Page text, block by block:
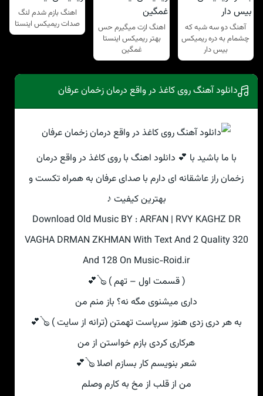
آهنگ دو سه شبه که
چشمام به دره ریمیکس
بیس دار
اهنگ ازت میگیرم حس
بهتر ریمیکس اینستا
غمگین
اهنگ بازم شدم لنگ
صدات ریمیکس اینستا
دانلود آهنگ روی کاغذ در واقع درمان زخمان عرفان
با ما باشید با 💕 دانلود اهنگ با روی کاغذ در واقع درمان
زخمان راز عاشقانه ای دارم با صدای عرفان به همراه تکست و
بهترین کیفیت ♪
Download Old Music BY : ARFAN | RVY KAGHZ DR
VAGHA DRMAN ZKHMAN With Text And 2 Quality 320
And 128 On Music-Roid.ir
( قسمت اول – تهم ) 🪕💕
داری میشنوی مگه نه؟ باز منم من
به هر دری زدی هنوز سرپاست تهمتن (ترانه از سایت ) 🪕💕
هرکاری کردی بازم خواستن از من
شعر بنویسم کار بسازم اصلا 🪕💕
من از قلب از مخ به کارم وصلم